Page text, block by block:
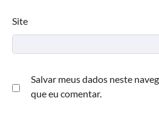
Site
Salvar meus dados neste
que eu comentar.